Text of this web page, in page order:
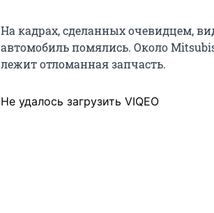
На кадрах, сделанных очевидцем,
автомобиль помялись. Около
лежит отломанная запчасть.
Не удалось загрузить VIQEO